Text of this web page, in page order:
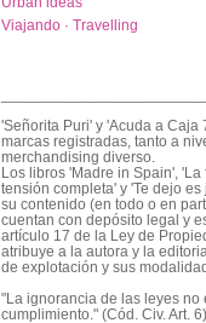
Viajando · Travelling
'Señorita Puri' y 'Acuda a Caja
marcas registradas, tanto a
merchandising diverso.
Los libros 'Madre in Spain',
tensión completa' y 'Te dejo
su contenido (en todo o en
cuentan con depósito legal y
artículo 17 de la Ley de
atribuye a la autora y la
de explotación y sus
"La ignorancia de las leyes no
cumplimiento." (Cód. Civ. Art. 6)